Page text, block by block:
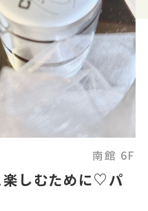
南館 6F
楽しむために♡パ